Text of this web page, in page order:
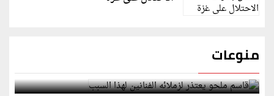
منوعات
قاسم ملحو يعتذر لزملائه الفنانين لهذا السبب